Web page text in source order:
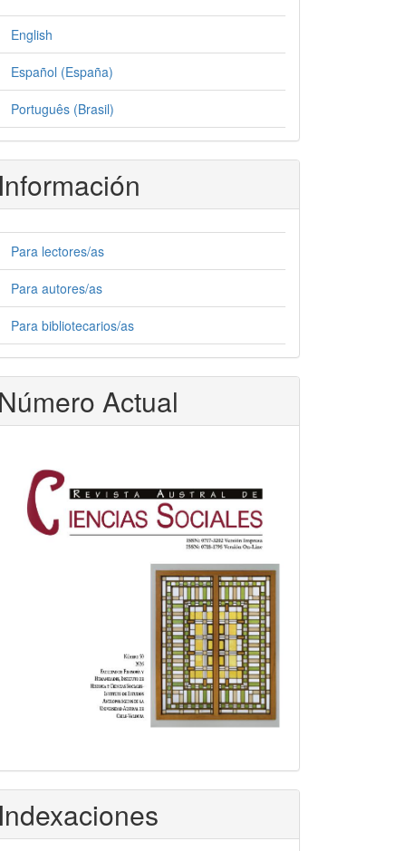
English
Español (España)
Português (Brasil)
Para lectores/as
Para autores/as
Para bibliotecarios/as
Actual